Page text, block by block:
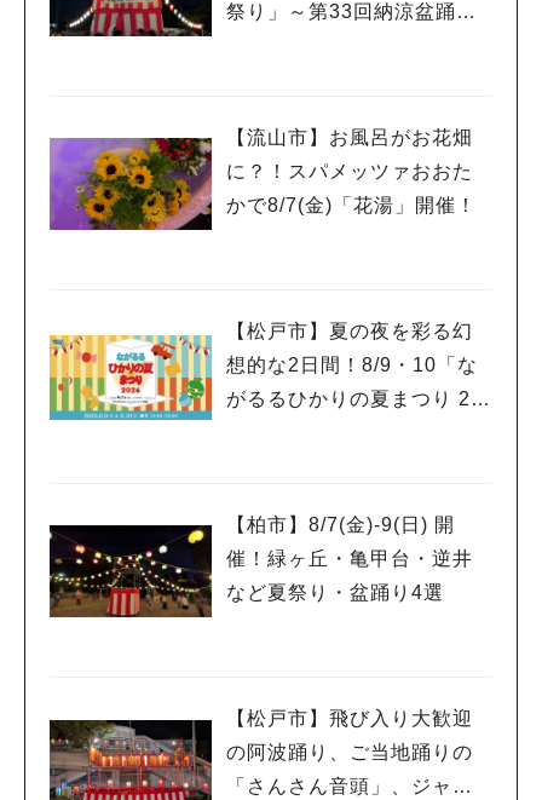
祭り」～第33回納涼盆踊り
【流山市】お風呂がお花畑
に？！スパメッツァおおた
かで8/7(金)「花湯」開催！
【松戸市】夏の夜を彩る幻
想的な2日間！8/9・10「な
がるるひかりの夏まつり 20
【柏市】8/7(金)‐9(日) 開
催！緑ヶ丘・亀甲台・逆井
など夏祭り・盆踊り4選
【松戸市】飛び入り大歓迎
の阿波踊り、ご当地踊りの
「さんさん音頭」、ジャ